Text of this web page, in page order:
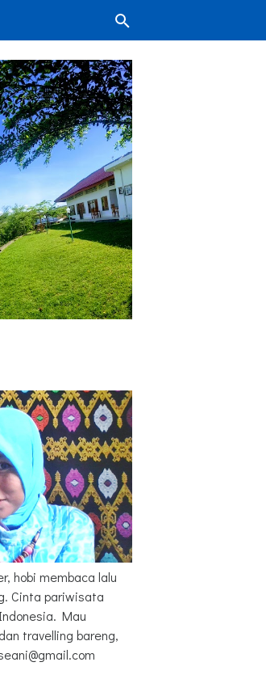
hobi membaca lalu
Cinta pariwisata
Mau
travelling bareng,